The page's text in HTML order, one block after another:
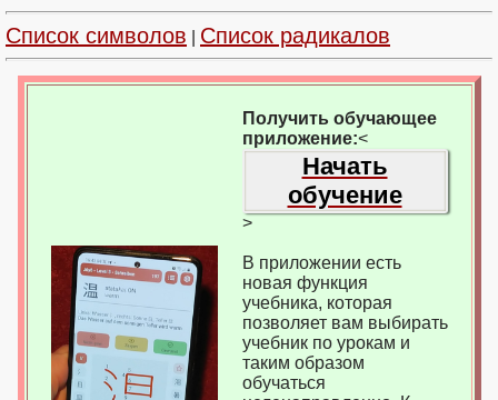
Список символов Список радикалов
Получить обучающее
приложение:<
Начать
обучение
>
В приложении есть
новая функция
учебника, которая
позволяет вам выбирать
учебник по урокам и
таким образом
обучаться